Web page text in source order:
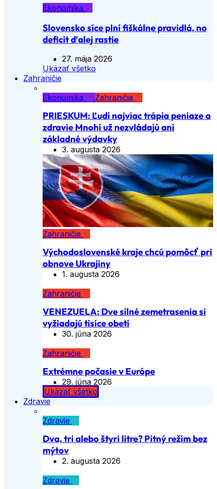
Ekonomika
Slovensko síce plní fiškálne pravidlá, no
deficit ďalej rastie
27. mája 2026
Ukázať všetko
Zahraničie
Ekonomika
Zahraničie
PRIESKUM: Ľudí najviac trápia peniaze a
zdravie Mnohí už nezvládajú ani
základné výdavky
3. augusta 2026
Zahraničie
Východoslovenské kraje chcú pomôcť pri
obnove Ukrajiny
1. augusta 2026
Zahraničie
VENEZUELA: Dve silné zemetrasenia si
vyžiadajú tisíce obetí
30. júna 2026
Zahraničie
Extrémne počasie v Európe
29. júna 2026
Ukázať všetko
Zdravie
Zdravie
Dva, tri alebo štyri litre? Pitný režim bez
mýtov
2. augusta 2026
Zdravie